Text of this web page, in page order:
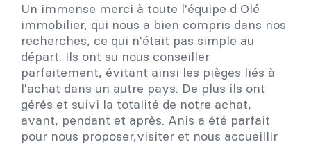
Un immense merci à toute l'équipe d Olé
immobilier, qui nous a bien compris dans nos
recherches, ce qui n'était pas simple au
départ. Ils ont su nous conseiller
parfaitement, évitant ainsi les pièges liés à
l'achat dans un autre pays. De plus ils ont
gérés et suivi la totalité de notre achat,
avant, pendant et après. Anis a été parfait
pour nous proposer,visiter et nous accueillir